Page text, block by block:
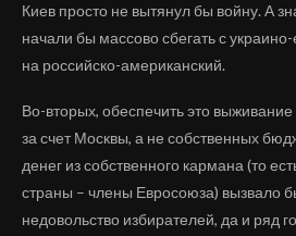
Киев просто не вытянул бы войну. А
начали бы массово сбегать с
на российско-американский.
Во-вторых, обеспечить это выживание
за счет Москвы, а не собственных
денег из собственного кармана (то
страны – члены Евросоюза) вызвало
недовольство избирателей, да и ряд